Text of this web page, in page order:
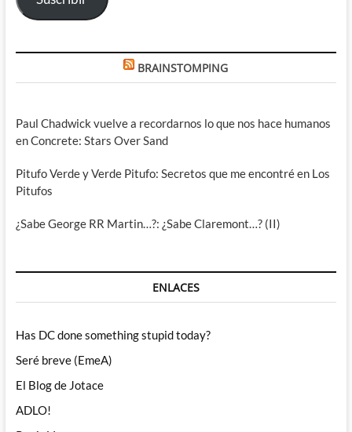
BRAINSTOMPING
Paul Chadwick vuelve a recordarnos lo que nos hace humanos
en Concrete: Stars Over Sand
Pitufo Verde y Verde Pitufo: Secretos que me encontré en Los
Pitufos
¿Sabe George RR Martin…?: ¿Sabe Claremont…? (II)
ENLACES
Has DC done something stupid today?
Seré breve (EmeA)
El Blog de Jotace
ADLO!